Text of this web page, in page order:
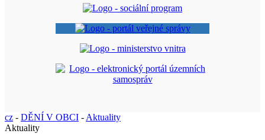
cz - DĚNÍ V OBCI - Aktuality
Aktuality